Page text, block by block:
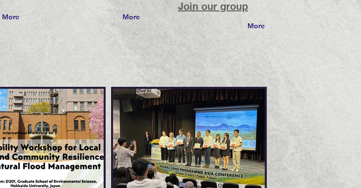
More More
Join our group
More